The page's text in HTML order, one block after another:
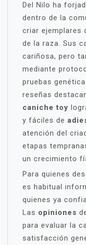
Del Nilo ha
dentro de la
criar ejemplares
de la raza. Sus
cariñosa, pero
mediante
pruebas
reseñas
caniche toy
y fáciles de
atención del
etapas
un crecimiento
Para quienes
es habitual
quienes ya
Las opiniones
para evaluar la
satisfacción